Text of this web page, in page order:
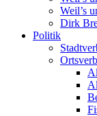
Weil’s
Dirk
Politik